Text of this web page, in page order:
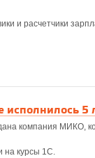
и расчетчики
5
компания МИКО,
на курсы 1С.